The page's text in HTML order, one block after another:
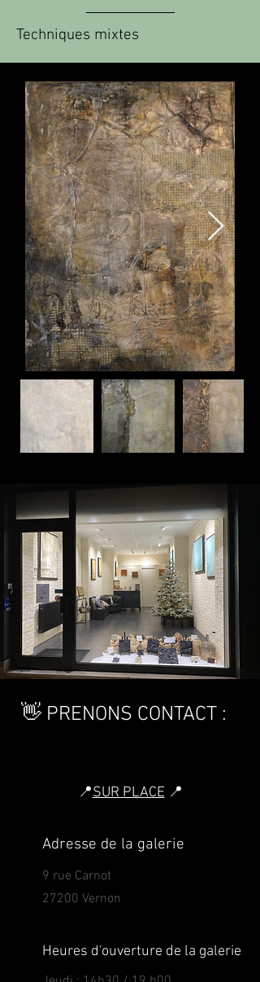
Techniques mixtes
👋 PRENONS CONTACT :
📍SUR PLACE 📍
Adresse de la galerie
9 rue Carnot
27200 Vernon
Heures d'ouverture de la galerie